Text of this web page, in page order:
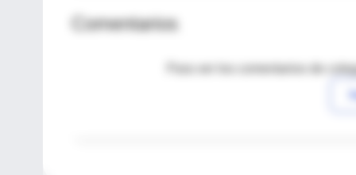
Comentarios
Para ver los comentarios de